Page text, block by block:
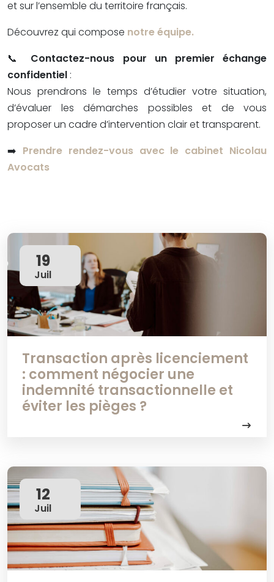
et sur l’ensemble du territoire français.
Découvrez qui compose notre équipe.
📞 Contactez-nous pour un premier échange
confidentiel :
Nous prendrons le temps d’étudier votre situation,
d’évaluer les démarches possibles et de vous
proposer un cadre d’intervention clair et transparent.
➡️ Prendre rendez-vous avec le cabinet Nicolau
Avocats
Transaction après licenciement
: comment négocier une
indemnité transactionnelle et
éviter les pièges ?
19
Juil
12
Juil